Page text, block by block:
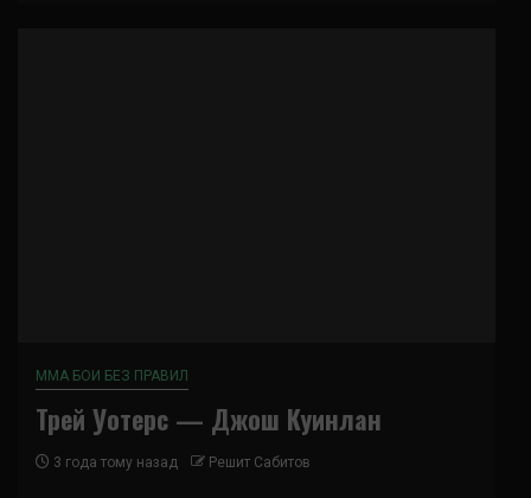
ММА БОИ БЕЗ ПРАВИЛ
Трей Уотерс — Джош Куинлан
3 года тому назад Решит Сабитов